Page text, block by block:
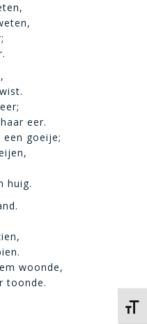
eer.
goeije;
huig.
woonde,
toonde.